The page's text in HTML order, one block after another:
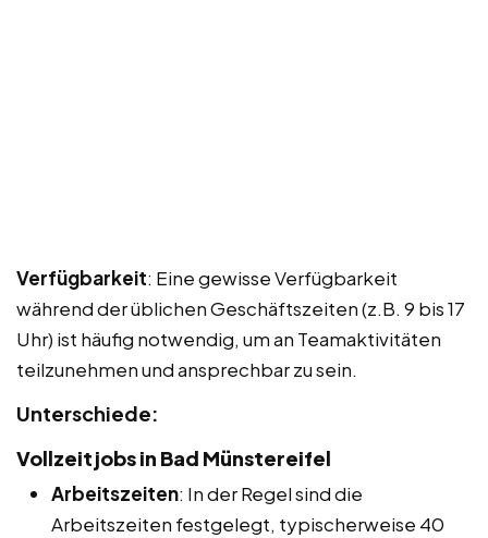
Verfügbarkeit: Eine gewisse Verfügbarkeit
während der üblichen Geschäftszeiten (z.B. 9 bis 17
Uhr) ist häufig notwendig, um an Teamaktivitäten
teilzunehmen und ansprechbar zu sein.
Unterschiede:
Vollzeitjobs in Bad Münstereifel
Arbeitszeiten: In der Regel sind die
Arbeitszeiten festgelegt, typischerweise 40